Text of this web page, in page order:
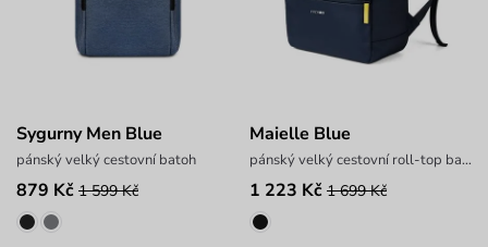
Sygurny Men Blue
pánský velký cestovní batoh
879 Kč 1 599 Kč
Maielle Blue
pánský velký cestovní roll-top batoh
1 223 Kč 1 699 Kč